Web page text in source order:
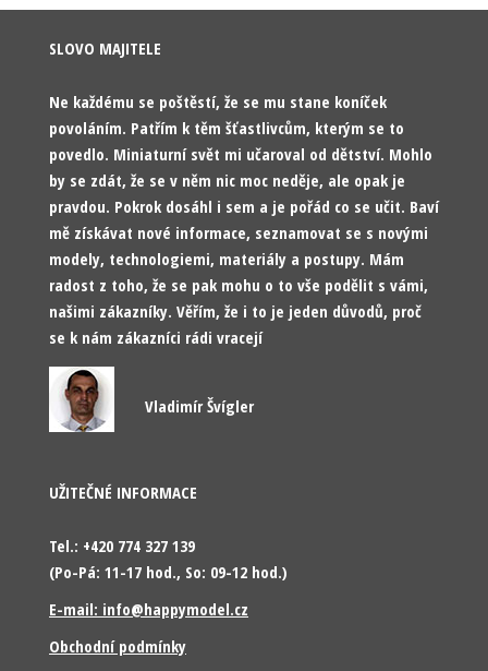
SLOVO MAJITELE
Ne každému se poštěstí, že se mu stane koníček
povoláním. Patřím k těm šťastlivcům, kterým se to
povedlo. Miniaturní svět mi učaroval od dětství. Mohlo
by se zdát, že se v něm nic moc neděje, ale opak je
pravdou. Pokrok dosáhl i sem a je pořád co se učit. Baví
mě získávat nové informace, seznamovat se s novými
modely, technologiemi, materiály a postupy. Mám
radost z toho, že se pak mohu o to vše podělit s vámi,
našimi zákazníky. Věřím, že i to je jeden důvodů, proč
se k nám zákazníci rádi vracejí
Vladimír Švígler
UŽITEČNÉ INFORMACE
Tel.: +420 774 327 139
(Po-Pá: 11-17 hod., So: 09-12 hod.)
E-mail: info@happymodel.cz
Obchodní podmínky